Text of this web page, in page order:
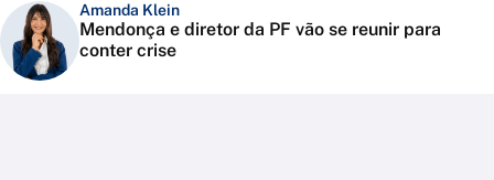
Amanda Klein
Mendonça e diretor da PF vão se reunir para
conter crise